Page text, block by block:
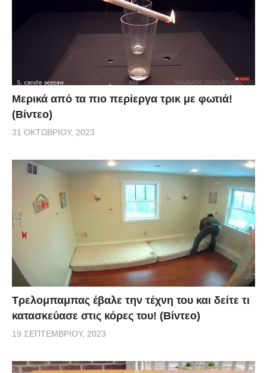
Μερικά από τα πιο περίεργα τρικ με φωτιά!
(Βίντεο)
31 ΟΚΤΩΒΡΊΟΥ, 2023
Τρελομπαμπας έβαλε την τέχνη του και δείτε τι
κατασκεύασε στις κόρες του! (Βίντεο)
19 ΣΕΠΤΕΜΒΡΊΟΥ, 2023